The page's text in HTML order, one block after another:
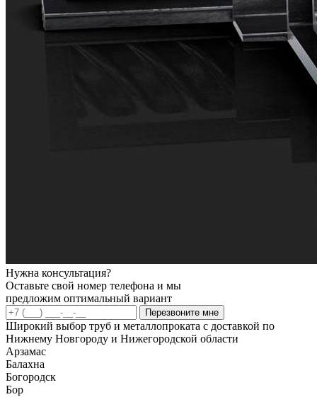
Нужна консультация?
Оставьте свой номер телефона и мы
предложим оптимальный вариант
Перезвоните мне
Широкий выбор труб и металлопроката с доставкой по
Нижнему Новгороду и Нижегородской области
Арзамас
Балахна
Богородск
Бор